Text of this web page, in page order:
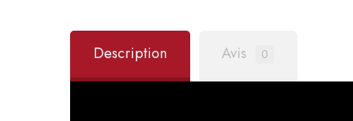
Description Avis 0